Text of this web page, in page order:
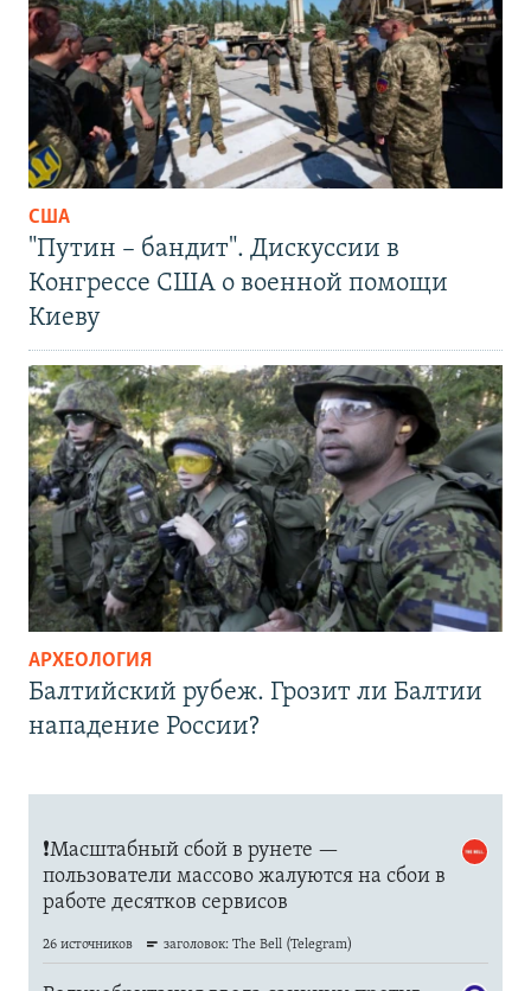
США
"Путин – бандит". Дискуссии в
Конгрессе США о военной помощи
Киеву
АРХЕОЛОГИЯ
Балтийский рубеж. Грозит ли Балтии
нападение России?